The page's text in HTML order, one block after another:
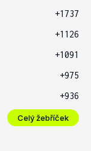
+1737
+1126
+1091
+975
+936
Celý žebříček